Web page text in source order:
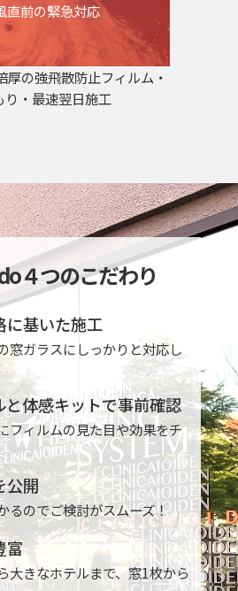
直前の緊急対応
厚の強飛散防止フィルム・
り・最速翌日施工
４つのこだわり
に基いた施工
窓ガラスにしっかりと対応し
と体感キットで事前確認
フィルムの見た目や効果をチ
公開
るのでご検討がスムーズ！
富
大きなホテルまで、窓1枚から